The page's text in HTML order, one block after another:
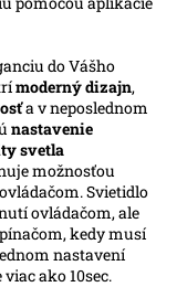
do Vášho
moderný dizajn,
a v neposlednom
nastavenie
svetla
možnosťou
Svietidlo
ovládačom, ale
kedy musí
nastavení
ako 10sec.